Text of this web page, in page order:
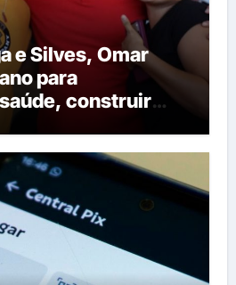
e Silves, Omar
para
construir
e hospital regional